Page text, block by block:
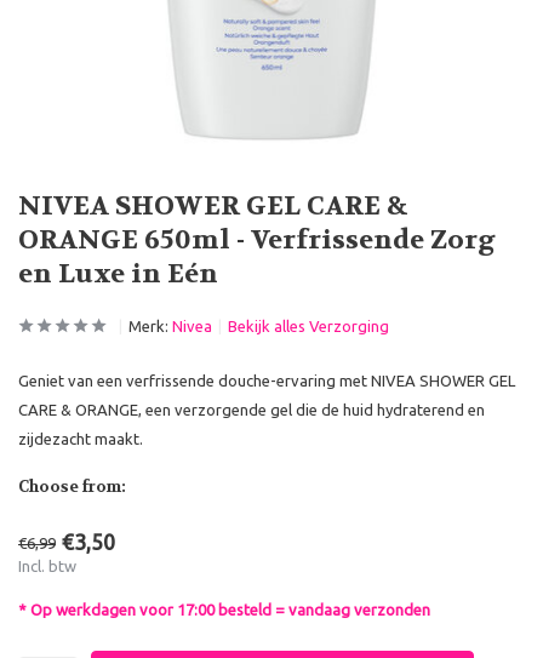
NIVEA SHOWER GEL CARE &
ORANGE 650ml - Verfrissende Zorg
en Luxe in Eén
Merk: Nivea Bekijk alles Verzorging
Geniet van een verfrissende douche-ervaring met NIVEA SHOWER GEL
CARE & ORANGE, een verzorgende gel die de huid hydraterend en
zijdezacht maakt.
Choose from:
€6,99 €3,50
Incl. btw
* Op werkdagen voor 17:00 besteld = vandaag verzonden